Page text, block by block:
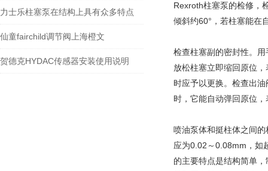
力士乐柱塞泵在结构上具有众多特点
仙童fairchild调节阀上海橙文
贺德克HYDAC传感器安装使用说明
Rexroth柱塞泵的检修，
倾斜约60°，若柱塞能在
检查柱塞副的密封性。
放松柱塞立即缩回原位
时应予以更换。检查出
时，它能自动弹回原位
喷油泵体和挺柱体之间
应为0.02～0.08mm，如
的主要特点是结构简单